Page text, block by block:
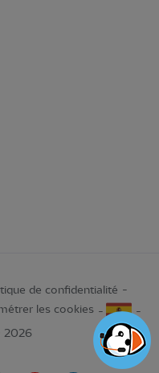
de confidentialité
les cookies
2026
les contrastes